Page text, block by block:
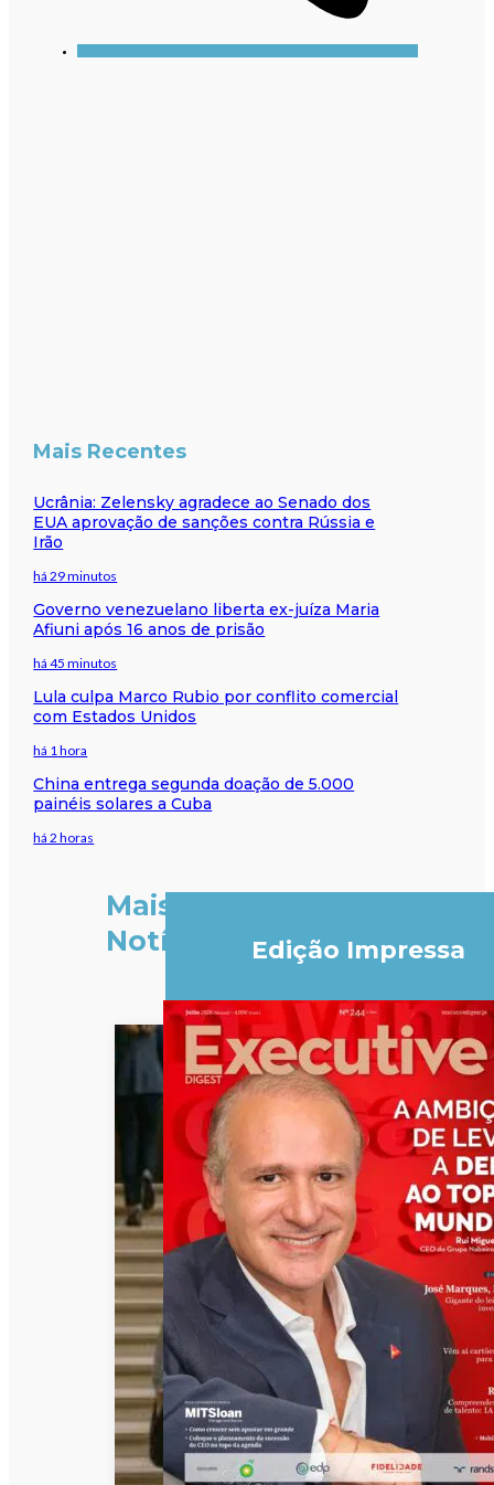
Mais Recentes
Ucrânia: Zelensky agradece ao Senado dos
EUA aprovação de sanções contra Rússia e
Irão
há 29 minutos
Governo venezuelano liberta ex-juíza Maria
Afiuni após 16 anos de prisão
há 45 minutos
Lula culpa Marco Rubio por conflito comercial
com Estados Unidos
há 1 hora
China entrega segunda doação de 5.000
painéis solares a Cuba
há 2 horas
Mais
Notícias
Edição Impressa